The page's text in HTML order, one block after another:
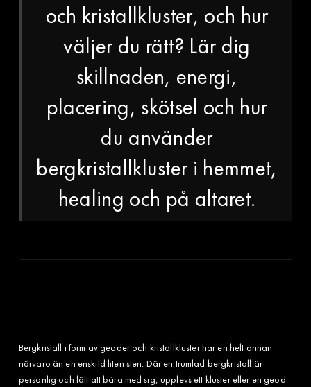
och kristallkluster, och hur
väljer du rätt? Lär dig
skillnaden, energi,
placering, skötsel och hur
du använder
bergkristallkluster i hemmet,
healing och på altaret.
Bergkristall i form av geoder och kristallkluster har en helt annan
närvaro än en enskild liten sten. Där en trumlad bergkristall är
personlig och lätt att bära med sig, upplevs ett kluster eller en geod